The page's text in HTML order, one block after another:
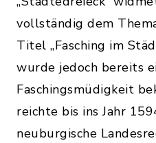
vollständig dem
Titel „Fasching im
wurde jedoch bereits
Faschingsmüdigkeit
reichte bis ins Jahr
neuburgische